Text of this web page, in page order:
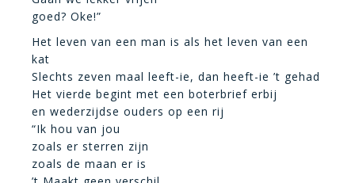
goed? Oke!”
Het leven van een man is als het leven van een
kat
Slechts zeven maal leeft-ie, dan heeft-ie ’t gehad
Het vierde begint met een boterbrief erbij
en wederzijdse ouders op een rij
“Ik hou van jou
zoals er sterren zijn
zoals de maan er is